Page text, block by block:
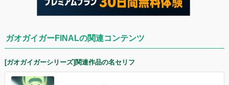
ガオガイガーFINALの関連コンテンツ
[ガオガイガーシリーズ]関連作品の名セリフ